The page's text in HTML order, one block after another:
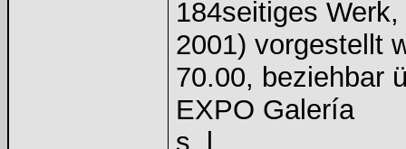
184seitiges
2001) vorgestellt
70.00, beziehbar
EXPO Galería
s. l.